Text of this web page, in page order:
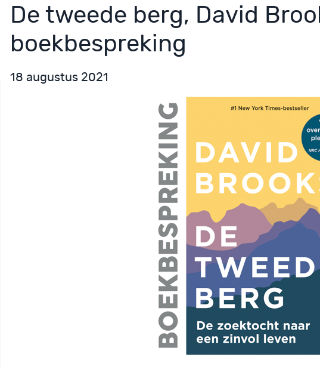
De tweede berg, David
boekbespreking
18 augustus 2021